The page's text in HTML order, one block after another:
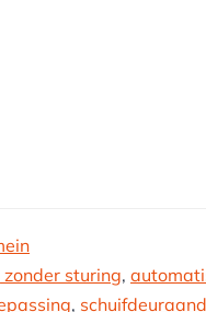
sturing,
,